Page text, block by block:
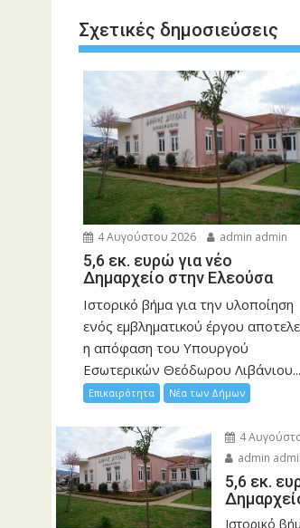
Σχετικές δημοσιεύσεις
4 Αυγούστου 2026 admin admin
5,6 εκ. ευρώ για νέο
Δημαρχείο στην Ελεούσα
Ιστορικό βήμα για την υλοποίηση
ενός εμβληματικού έργου
η απόφαση του Υπουργού
Εσωτερικών Θεόδωρου Λιβάνιου...
Επικαιρότητα Νέα των Δήμων
4
admin
5,6 εκ.
Ιστορικό